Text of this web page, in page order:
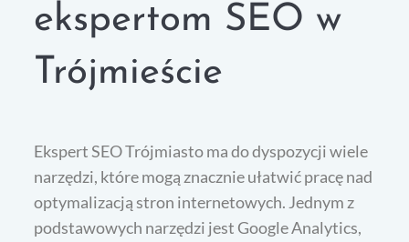
ekspertom SEO w
Trójmieście
Ekspert SEO Trójmiasto ma do dyspozycji wiele
narzędzi, które mogą znacznie ułatwić pracę nad
optymalizacją stron internetowych. Jednym z
podstawowych narzędzi jest Google Analytics,